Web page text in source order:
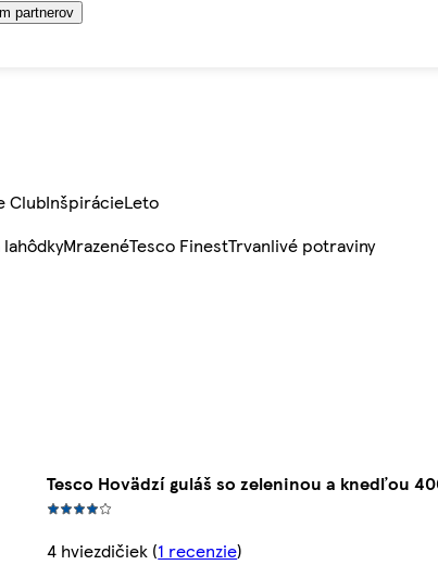
partnerov
ClubInšpirácieLeto
lahôdkyMrazenéTesco FinestTrvanlivé potraviny
Tesco Hovädzí guláš so zeleninou a knedľou
4 hviezdičiek (1 recenzie)